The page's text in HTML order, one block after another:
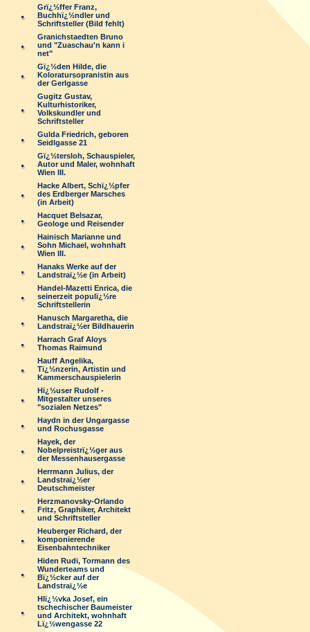
Grï¿½ffer Franz,
Buchhï¿½ndler und
Schriftsteller (Bild fehlt)
Granichstaedten Bruno
und "Zuaschau'n kann i
net"
Gï¿½den Hilde, die
Koloratursopranistin aus
der Gerlgasse
Gugitz Gustav,
Kulturhistoriker,
Volkskundler und
Schriftsteller
Gulda Friedrich, geboren
Seidlgasse 21
Gï¿½tersloh, Schauspieler,
Autor und Maler, wohnhaft
Wien III.
Hacke Albert, Schï¿½pfer
des Erdberger Marsches
(in Arbeit)
Hacquet Belsazar,
Geologe und Reisender
Hainisch Marianne und
Sohn Michael, wohnhaft
Wien III.
Hanaks Werke auf der
Landstraï¿½e (in Arbeit)
Handel-Mazetti Enrica, die
seinerzeit populï¿½re
Schriftstellerin
Hanusch Margaretha, die
Landstraï¿½er Bildhauerin
Harrach Graf Aloys
Thomas Raimund
Hauff Angelika,
Tï¿½nzerin, Artistin und
Kammerschauspielerin
Hï¿½user Rudolf -
Mitgestalter unseres
"sozialen Netzes"
Haydn in der Ungargasse
und Rochusgasse
Hayek, der
Nobelpreistrï¿½ger aus
der Messenhausergasse
Herrmann Julius, der
Landstraï¿½er
Deutschmeister
Herzmanovsky-Orlando
Fritz, Graphiker, Architekt
und Schriftsteller
Heuberger Richard, der
komponierende
Eisenbahntechniker
Hiden Rudi, Tormann des
Wunderteams und
Bï¿½cker auf der
Landstraï¿½e
Hlï¿½vka Josef, ein
tschechischer Baumeister
und Architekt, wohnhaft
Lï¿½wengasse 22